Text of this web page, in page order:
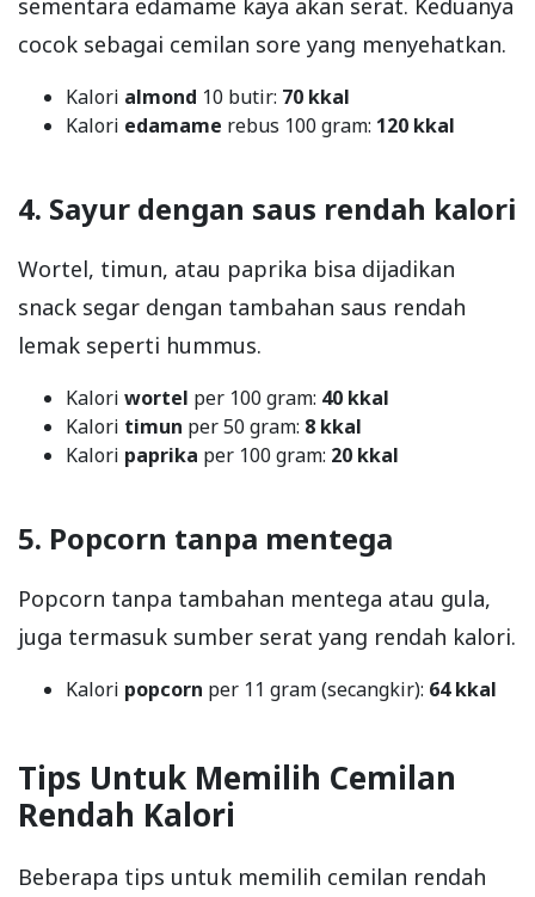
sementara edamame kaya akan serat. Keduanya
cocok sebagai cemilan sore yang menyehatkan.
Kalori almond 10 butir: 70 kkal
Kalori edamame rebus 100 gram: 120 kkal
4. Sayur dengan saus rendah kalori
Wortel, timun, atau paprika bisa dijadikan
snack segar dengan tambahan saus rendah
lemak seperti hummus.
Kalori wortel per 100 gram: 40 kkal
Kalori timun per 50 gram: 8 kkal
Kalori paprika per 100 gram: 20 kkal
5. Popcorn tanpa mentega
Popcorn tanpa tambahan mentega atau gula,
juga termasuk sumber serat yang rendah kalori.
Kalori popcorn per 11 gram (secangkir): 64 kkal
Tips Untuk Memilih Cemilan
Rendah Kalori
Beberapa tips untuk memilih cemilan rendah